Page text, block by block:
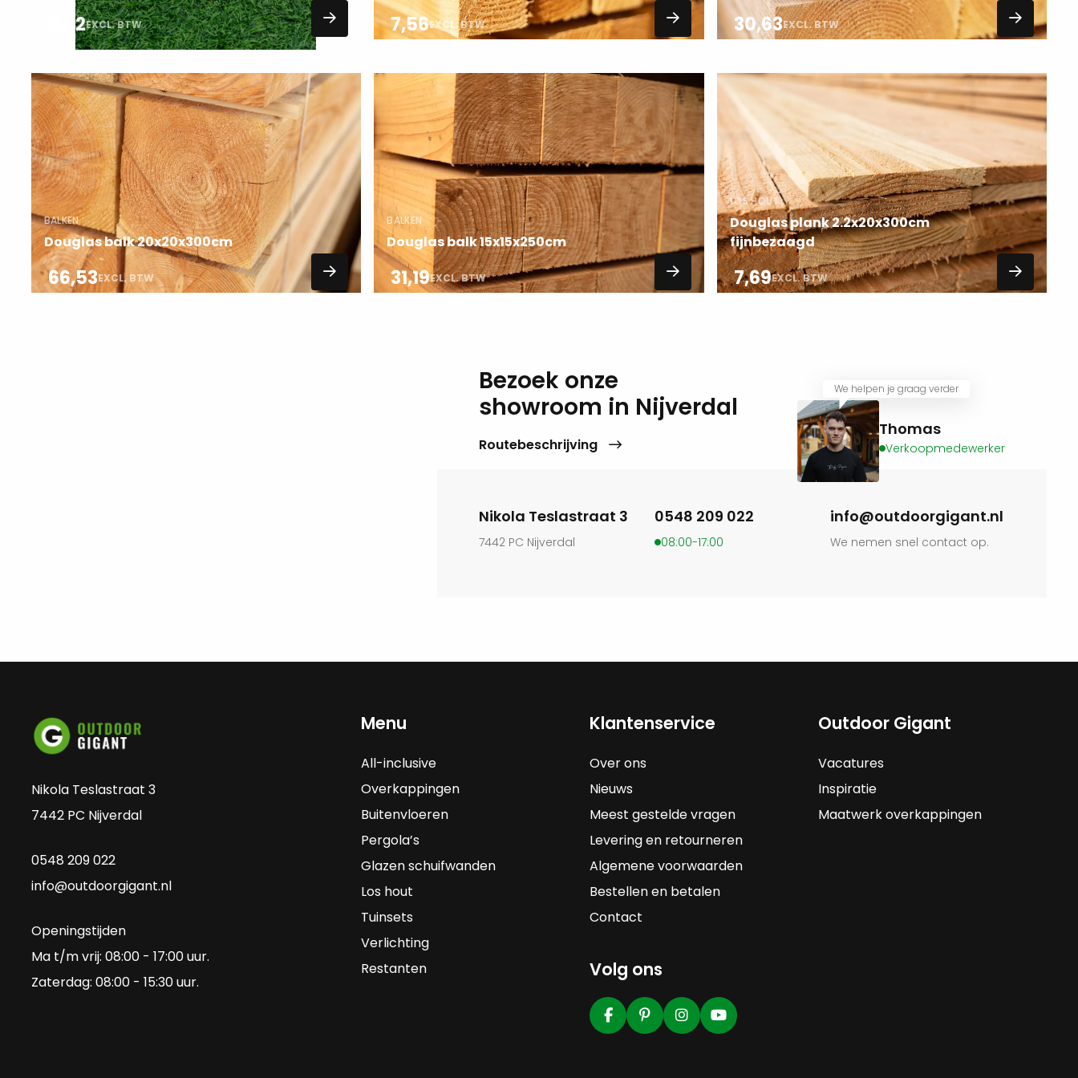
8,82EXCL. BTW 7,56EXCL. BTW 30,63EXCL. BTW
BALKEN
Douglas balk 20x20x300cm
66,53EXCL. BTW
Lees
meer
over
BALKEN
Douglas balk 15x15x250cm
31,19EXCL. BTW
Lees
over
LOS HOUT
Douglas plank 2.2x20x300cm
fijnbezaagd
7,69EXCL. BTW
Lees
meer
over
Bezoek onze
showroom in Nijverdal
Routebeschrijving
We helpen je graag verder
Thomas
Verkoopmedewerker
Nikola Teslastraat 3
7442 PC Nijverdal
0548 209 022
08:00-17:00
info@outdoorgigant.nl
We nemen snel contact op.
Nikola Teslastraat 3
7442 PC Nijverdal
0548 209 022
info@outdoorgigant.nl
Openingstijden
Ma t/m vrij: 08:00 - 17:00 uur.
Zaterdag: 08:00 - 15:30 uur.
Menu
All-inclusive
Overkappingen
Buitenvloeren
Pergola’s
Glazen schuifwanden
Los hout
Tuinsets
Verlichting
Restanten
Klantenservice
Over ons
Nieuws
Meest gestelde vragen
Levering en retourneren
Algemene voorwaarden
Bestellen en betalen
Contact
Volg ons
Outdoor Gigant
Vacatures
Inspiratie
Maatwerk overkappingen